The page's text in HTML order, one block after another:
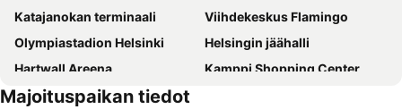
Katajanokan terminaali
Viihdekeskus Flamingo
Olympiastadion Helsinki
Helsingin jäähalli
Hartwall Areena
Kamppi Shopping Center
Linnanmäki
Majoituspaikan tiedot